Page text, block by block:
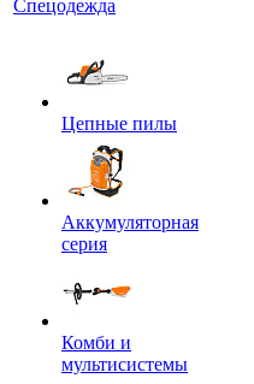
Спецодежда
Цепные пилы
Аккумуляторная
серия
Комби и
мультисистемы